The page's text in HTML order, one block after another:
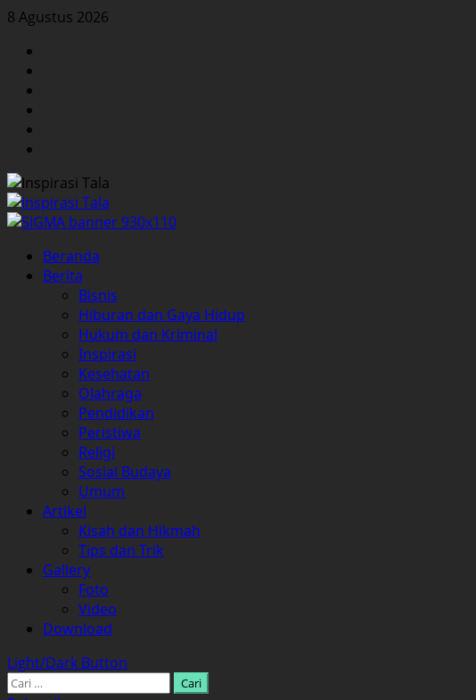
Skip
content
8 Agustus 2026
Primary
Menu
Beranda
Berita
Bisnis
Hiburan dan Gaya Hidup
Hukum dan Kriminal
Inspirasi
Kesehatan
Olahraga
Pendidikan
Peristiwa
Religi
Sosial Budaya
Umum
Artikel
Kisah dan Hikmah
Tips dan Trik
Gallery
Foto
Video
Download
Light/Dark Button
Cari